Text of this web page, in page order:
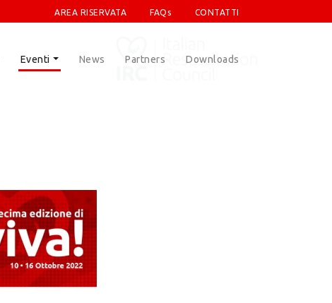
AREA RISERVATA FAQs CONTATTI
Eventi News Partners Downloads